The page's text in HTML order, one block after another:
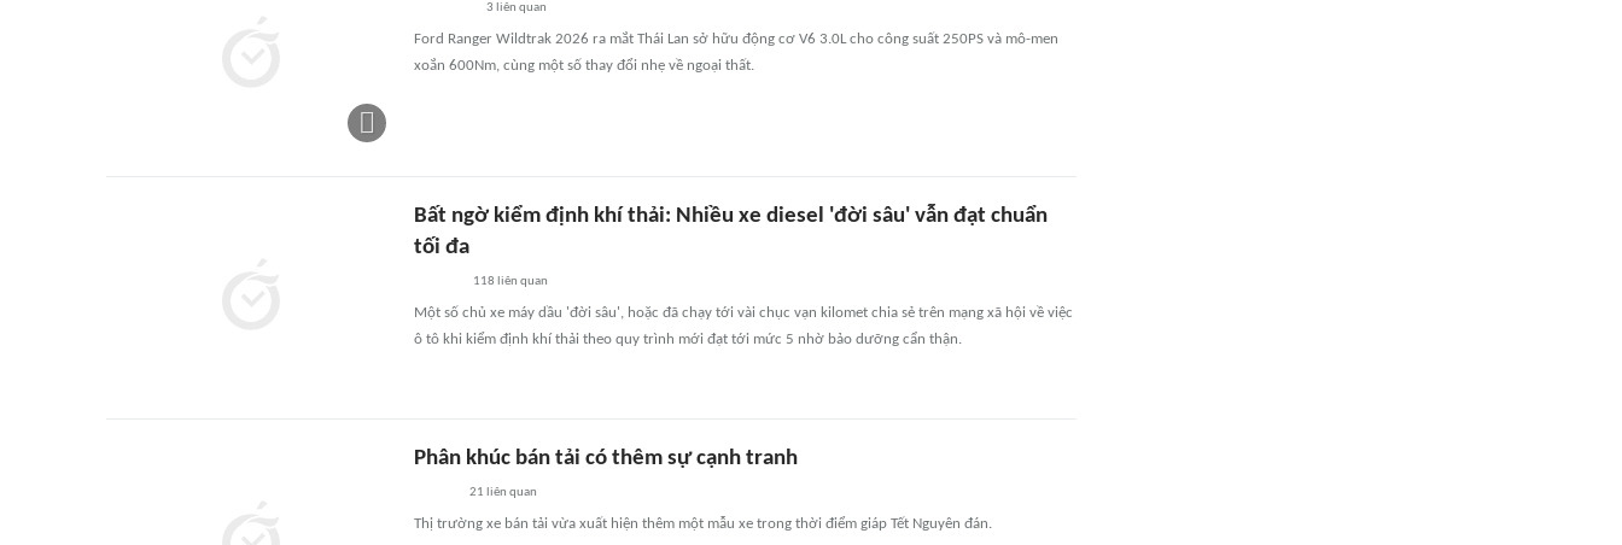
3 liên quan
Ford Ranger Wildtrak 2026 ra mắt Thái Lan sở hữu động cơ V6 3.0L cho công suất 250PS và mô-men
xoắn 600Nm, cùng một số thay đổi nhẹ về ngoại thất.
Bất ngờ kiểm định khí thải: Nhiều xe diesel 'đời sâu' vẫn đạt chuẩn
tối đa
118 liên quan
Một số chủ xe máy dầu 'đời sâu', hoặc đã chạy tới vài chục vạn kilomet chia sẻ trên mạng xã hội về việc
ô tô khi kiểm định khí thải theo quy trình mới đạt tới mức 5 nhờ bảo dưỡng cẩn thận.
Phân khúc bán tải có thêm sự cạnh tranh
21 liên quan
Thị trường xe bán tải vừa xuất hiện thêm một mẫu xe trong thời điểm giáp Tết Nguyên đán.